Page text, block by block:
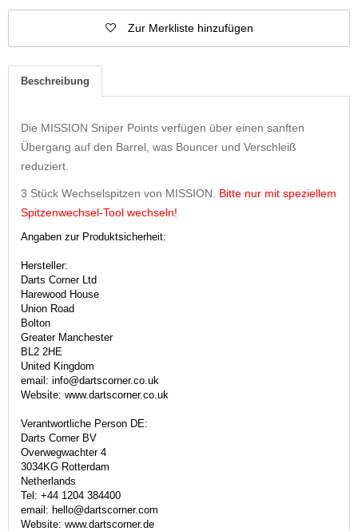
Zur Merkliste hinzufügen
Beschreibung
Die MISSION Sniper Points verfügen über einen sanften
Übergang auf den Barrel, was Bouncer und Verschleiß
reduziert.
3 Stück Wechselspitzen von MISSION. Bitte nur mit speziellem
Spitzenwechsel-Tool wechseln!
Angaben zur Produktsicherheit:
Hersteller:
Darts Corner Ltd
Harewood House
Union Road
Bolton
Greater Manchester
BL2 2HE
United Kingdom
email: info@dartscorner.co.uk
Website: www.dartscorner.co.uk
Verantwortliche Person DE:
Darts Corner BV
Overwegwachter 4
3034KG Rotterdam
Netherlands
Tel: +44 1204 384400
email: hello@dartscorner.com
Website: www.dartscorner.de